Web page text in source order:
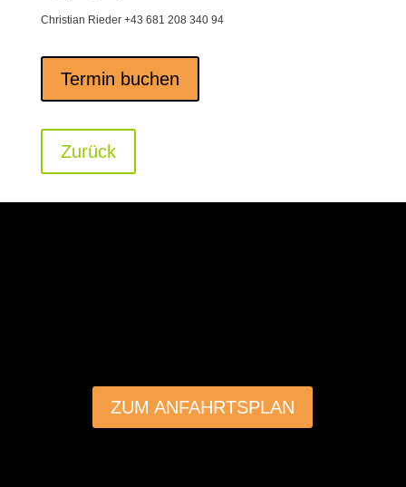
Christian Rieder +43 681 208 340 94
Termin buchen
Zurück
ZUM ANFAHRTSPLAN